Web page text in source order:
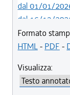
dal 01/01/
dal 16/12/
dal 05/06/
Formato
HTML- PDF -
Visualizza: